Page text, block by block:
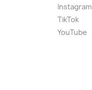
Instagram
TikTok
YouTube